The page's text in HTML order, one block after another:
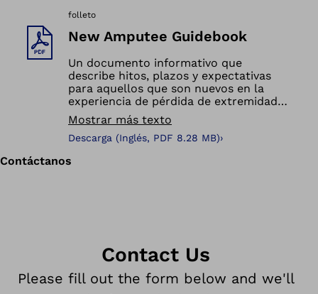
folleto
New Amputee Guidebook
Un documento informativo que
describe hitos, plazos y expectativas
para aquellos que son nuevos en la
experiencia de pérdida de extremidades
o diferencia de extremidades
Mostrar más texto
Descarga (Inglés, PDF 8.28 MB)›
Contáctanos
Contact Us
Please fill out the form below and we'll